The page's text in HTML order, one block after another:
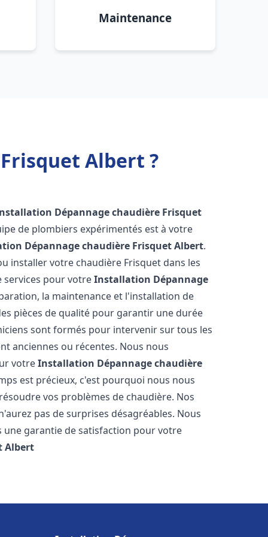
Maintenance
Albert ?
Dépannage chaudière Frisquet
de plombiers expérimentés est à votre
Dépannage chaudière FrisquetAlbert.
installer votre chaudière Frisquet dans les
services pour votreInstallation Dépannage
la maintenance et l'installation de
pièces de qualité pour garantir une durée
sont formés pour intervenir sur tous les
anciennes ou récentes. Nous nous
votreInstallation Dépannage chaudière
est précieux, c'est pourquoi nous nous
vos problèmes de chaudière. Nos
pas de surprises désagréables. Nous
garantie de satisfaction pour votre
Albert